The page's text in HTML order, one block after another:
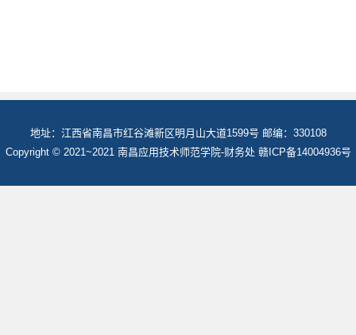
地址：江西省南昌市红谷滩新区明月山大道1599号 邮编：330108
Copyright © 2021~2021 南昌应用技术师范学院-财务处 赣ICP备14004936号